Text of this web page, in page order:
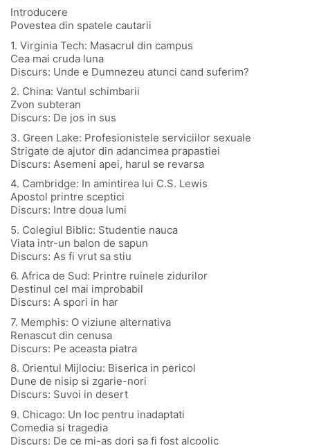
Introducere
Povestea din spatele cautarii
1. Virginia Tech: Masacrul din campus
Cea mai cruda luna
Discurs: Unde e Dumnezeu atunci cand suferim?
2. China: Vantul schimbarii
Zvon subteran
Discurs: De jos in sus
3. Green Lake: Profesionistele serviciilor sexuale
Strigate de ajutor din adancimea prapastiei
Discurs: Asemeni apei, harul se revarsa
4. Cambridge: In amintirea lui C.S. Lewis
Apostol printre sceptici
Discurs: Intre doua lumi
5. Colegiul Biblic: Studentie nauca
Viata intr-un balon de sapun
Discurs: As fi vrut sa stiu
6. Africa de Sud: Printre ruinele zidurilor
Destinul cel mai improbabil
Discurs: A spori in har
7. Memphis: O viziune alternativa
Renascut din cenusa
Discurs: Pe aceasta piatra
8. Orientul Mijlociu: Biserica in pericol
Dune de nisip si zgarie-nori
Discurs: Suvoi in desert
9. Chicago: Un loc pentru inadaptati
Comedia si tragedia
Discurs: De ce mi-as dori sa fi fost alcoolic